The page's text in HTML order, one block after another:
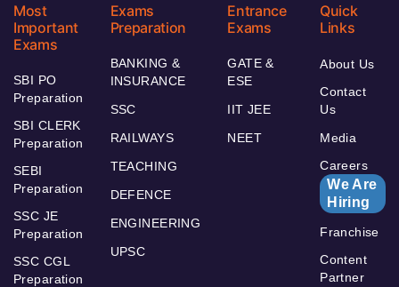
Most
Important
Exams
SBI PO
Preparation
SBI CLERK
Preparation
SEBI
Preparation
SSC JE
Preparation
SSC CGL
Preparation
Exams
Preparation
BANKING &
INSURANCE
SSC
RAILWAYS
TEACHING
DEFENCE
ENGINEERING
UPSC
Entrance
Exams
GATE &
ESE
IIT JEE
NEET
Quick
Links
About Us
Contact
Us
Media
Careers
We Are
Hiring
Franchise
Content
Partner